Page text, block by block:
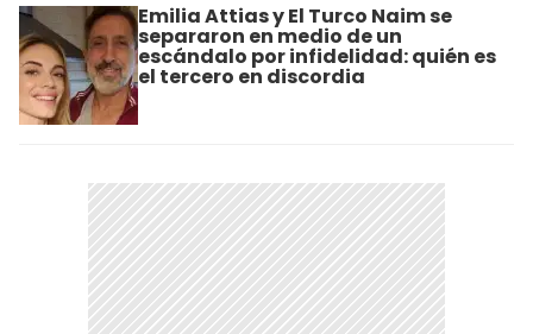
Emilia Attias y El Turco Naim se
separaron en medio de un
escándalo por infidelidad: quién es
el tercero en discordia